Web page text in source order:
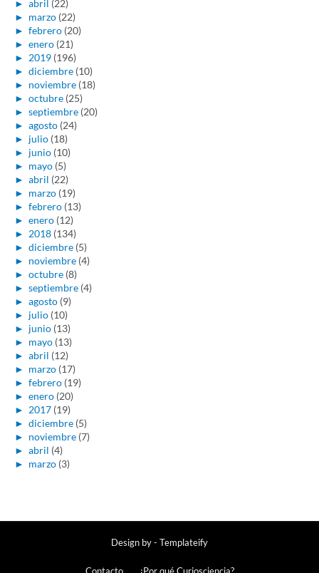
► abril (22)
► marzo (22)
► febrero (20)
► enero (21)
► 2019 (196)
► diciembre (10)
► noviembre (18)
► octubre (25)
► septiembre (20)
► agosto (24)
► julio (18)
► junio (10)
► mayo (5)
► abril (22)
► marzo (19)
► febrero (13)
► enero (12)
► 2018 (134)
► diciembre (5)
► noviembre (4)
► octubre (8)
► septiembre (4)
► agosto (9)
► julio (10)
► junio (13)
► mayo (13)
► abril (12)
► marzo (17)
► febrero (19)
► enero (20)
► 2017 (19)
► diciembre (5)
► noviembre (7)
► abril (4)
► marzo (3)
Design by - Templateify
Contacto ¿Por qué Curiosciencia?